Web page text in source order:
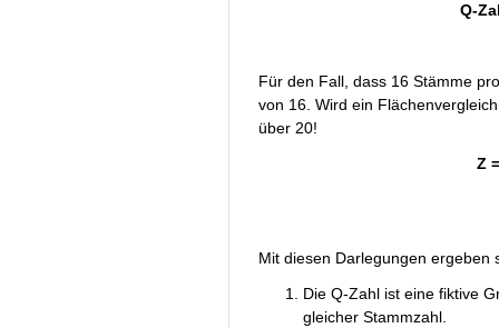
Q-
Für den Fall, dass 16 Stämme
von 16. Wird ein
über 20!
Z
Mit diesen Darlegungen ergeben
Die Q-Zahl ist eine fiktive
gleicher Stammzahl.